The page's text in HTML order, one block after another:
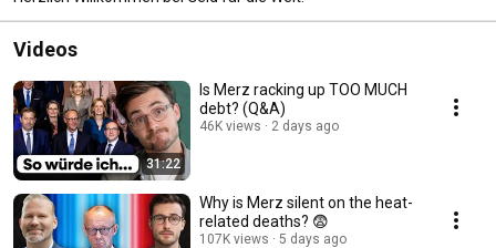
Videos
31:22
Is Merz racking up TOO MUCH
debt? (Q&A)
46K views 2 days ago
Why is Merz silent on the heat-
related deaths? 😨
107K views 5 days ago